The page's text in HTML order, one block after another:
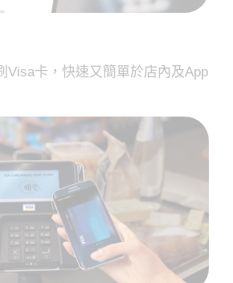
Visa卡，快速又簡單於店內及App